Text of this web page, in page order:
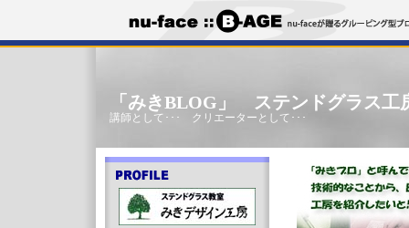
「みきBLOG」 ステンドグラス工
講師として･･･ クリエーターとして･･･